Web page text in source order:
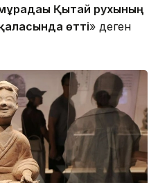
Қытай рухының
өтті» деген